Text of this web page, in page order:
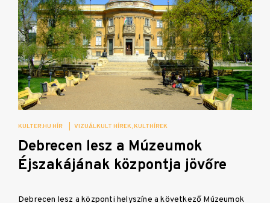
KULTER.HU HÍR VIZUÁLKULT HÍREK KULTHÍREK
Debrecen lesz a Múzeumok
Éjszakájának központja jövőre
Debrecen lesz a központi helyszíne a következő Múzeumok